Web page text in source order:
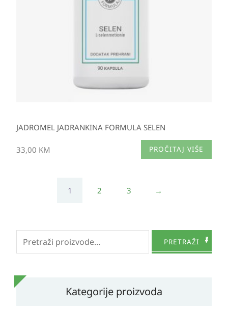
JADROMEL JADRANKINA FORMULA SELEN
33,00 KM PROČITAJ VIŠE
1 2 3 →
Pretraži: PRETRAŽI
Kategorije proizvoda